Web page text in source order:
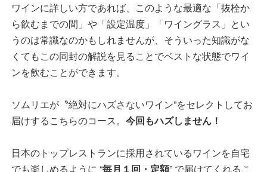
ワインに詳しい方であれば、このような最適な「抜栓か
ら飲むまでの間」や「設定温度」「ワイングラス」とい
うのは常識なのかもしれませんが、そういった知識がな
くてもこの同封の解説を見ることでベストな状態でワイ
ンを飲むことができます。
ソムリエが〝絶対にハズさないワイン”をセレクトしてお
届けするこちらのコース。 今回もハズしません！
日本のトップレストランに採用されているワインを自宅
でも楽しめるように “毎月１回・定額” で届けてくれるこ